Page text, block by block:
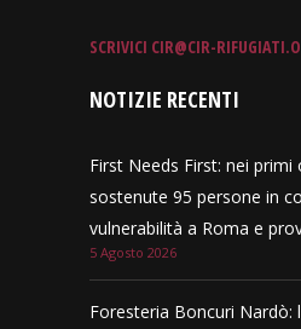
SCRIVICI CIR@CIR-
NOTIZIE RECENTI
First Needs First: nei
sostenute 95 persone in
vulnerabilità a Roma e
5 Agosto 2026
Foresteria Boncuri Nardò: